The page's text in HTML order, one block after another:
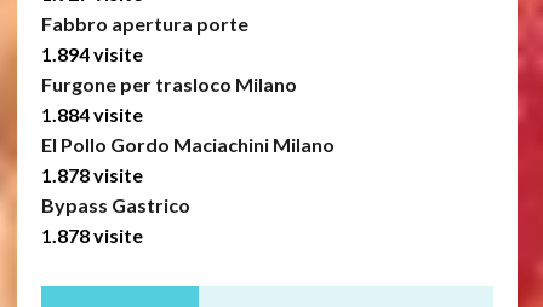
Fabbro apertura porte
1.894 visite
Furgone per trasloco Milano
1.884 visite
El Pollo Gordo Maciachini Milano
1.878 visite
Bypass Gastrico
1.878 visite